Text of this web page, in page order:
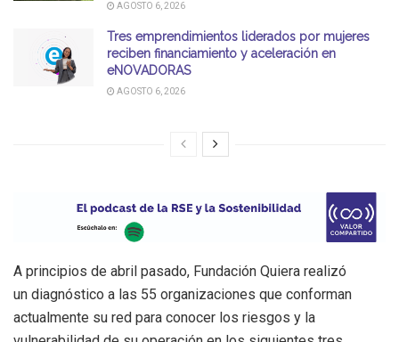
AGOSTO 6, 2026
Tres emprendimientos liderados por mujeres
reciben financiamiento y aceleración en
eNOVADORAS
AGOSTO 6, 2026
A principios de abril pasado, Fundación Quiera realizó
un diagnóstico a las 55 organizaciones que conforman
actualmente su red para conocer los riesgos y la